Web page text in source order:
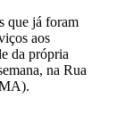
que já foram
aos
da própria
na Rua